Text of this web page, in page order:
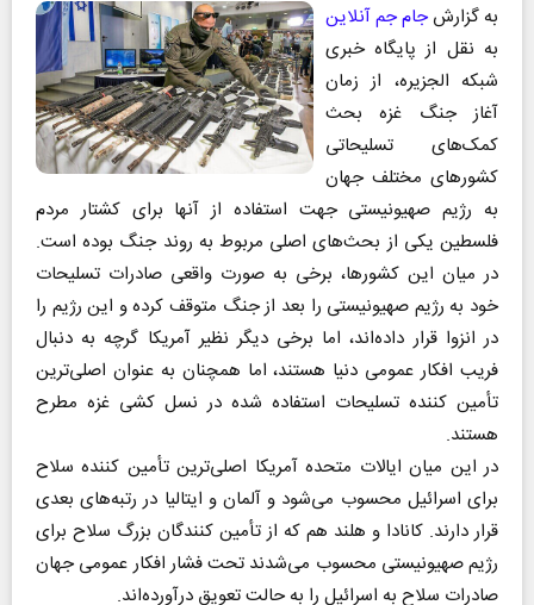
به گزارشجام جم آنلاین
به نقل از پایگاه خبری
شبکه الجزیره، از زمان
آغاز جنگ غزه بحث
کمک‌های تسلیحاتی
کشورهای مختلف جهان
به رژیم صهیونیستی جهت استفاده از آنها برای کشتار مردم
فلسطین یکی از بحث‌های اصلی مربوط به روند جنگ بوده است.
در میان این کشورها، برخی به صورت واقعی صادرات تسلیحات
خود به رژیم صهیونیستی را بعد از جنگ متوقف کرده و این رژیم را
در انزوا قرار داده‌اند، اما برخی دیگر نظیر آمریکا گرچه به دنبال
فریب افکار عمومی دنیا هستند، اما همچنان به عنوان اصلی‌ترین
تأمین کننده تسلیحات استفاده شده در نسل‌ کشی غزه مطرح
هستند.
در این میان ایالات متحده آمریکا اصلی‌ترین تأمین کننده سلاح
برای اسرائیل محسوب می‌شود و آلمان و ایتالیا در رتبه‌های بعدی
قرار دارند. کانادا و هلند هم که از تأمین کنندگان بزرگ سلاح برای
رژیم صهیونیستی محسوب می‌شدند تحت فشار افکار عمومی جهان
صادرات سلاح به اسرائیل را به حالت تعویق درآورده‌اند.